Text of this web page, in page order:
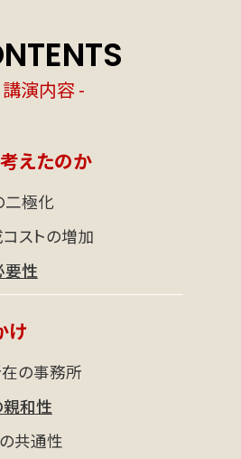
演内容 -
えたのか
二極化
コストの増加
要性
け
在の事務所
和性
共通性